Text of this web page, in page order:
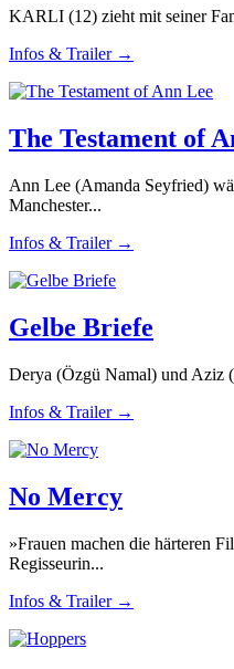
KARLI (12) zieht mit seiner
Infos & Trailer →
The Testament of
Ann Lee (Amanda Seyfried)
Manchester...
Infos & Trailer →
Gelbe Briefe
Derya (Özgü Namal) und Aziz
Infos & Trailer →
No Mercy
»Frauen machen die härteren
Regisseurin...
Infos & Trailer →